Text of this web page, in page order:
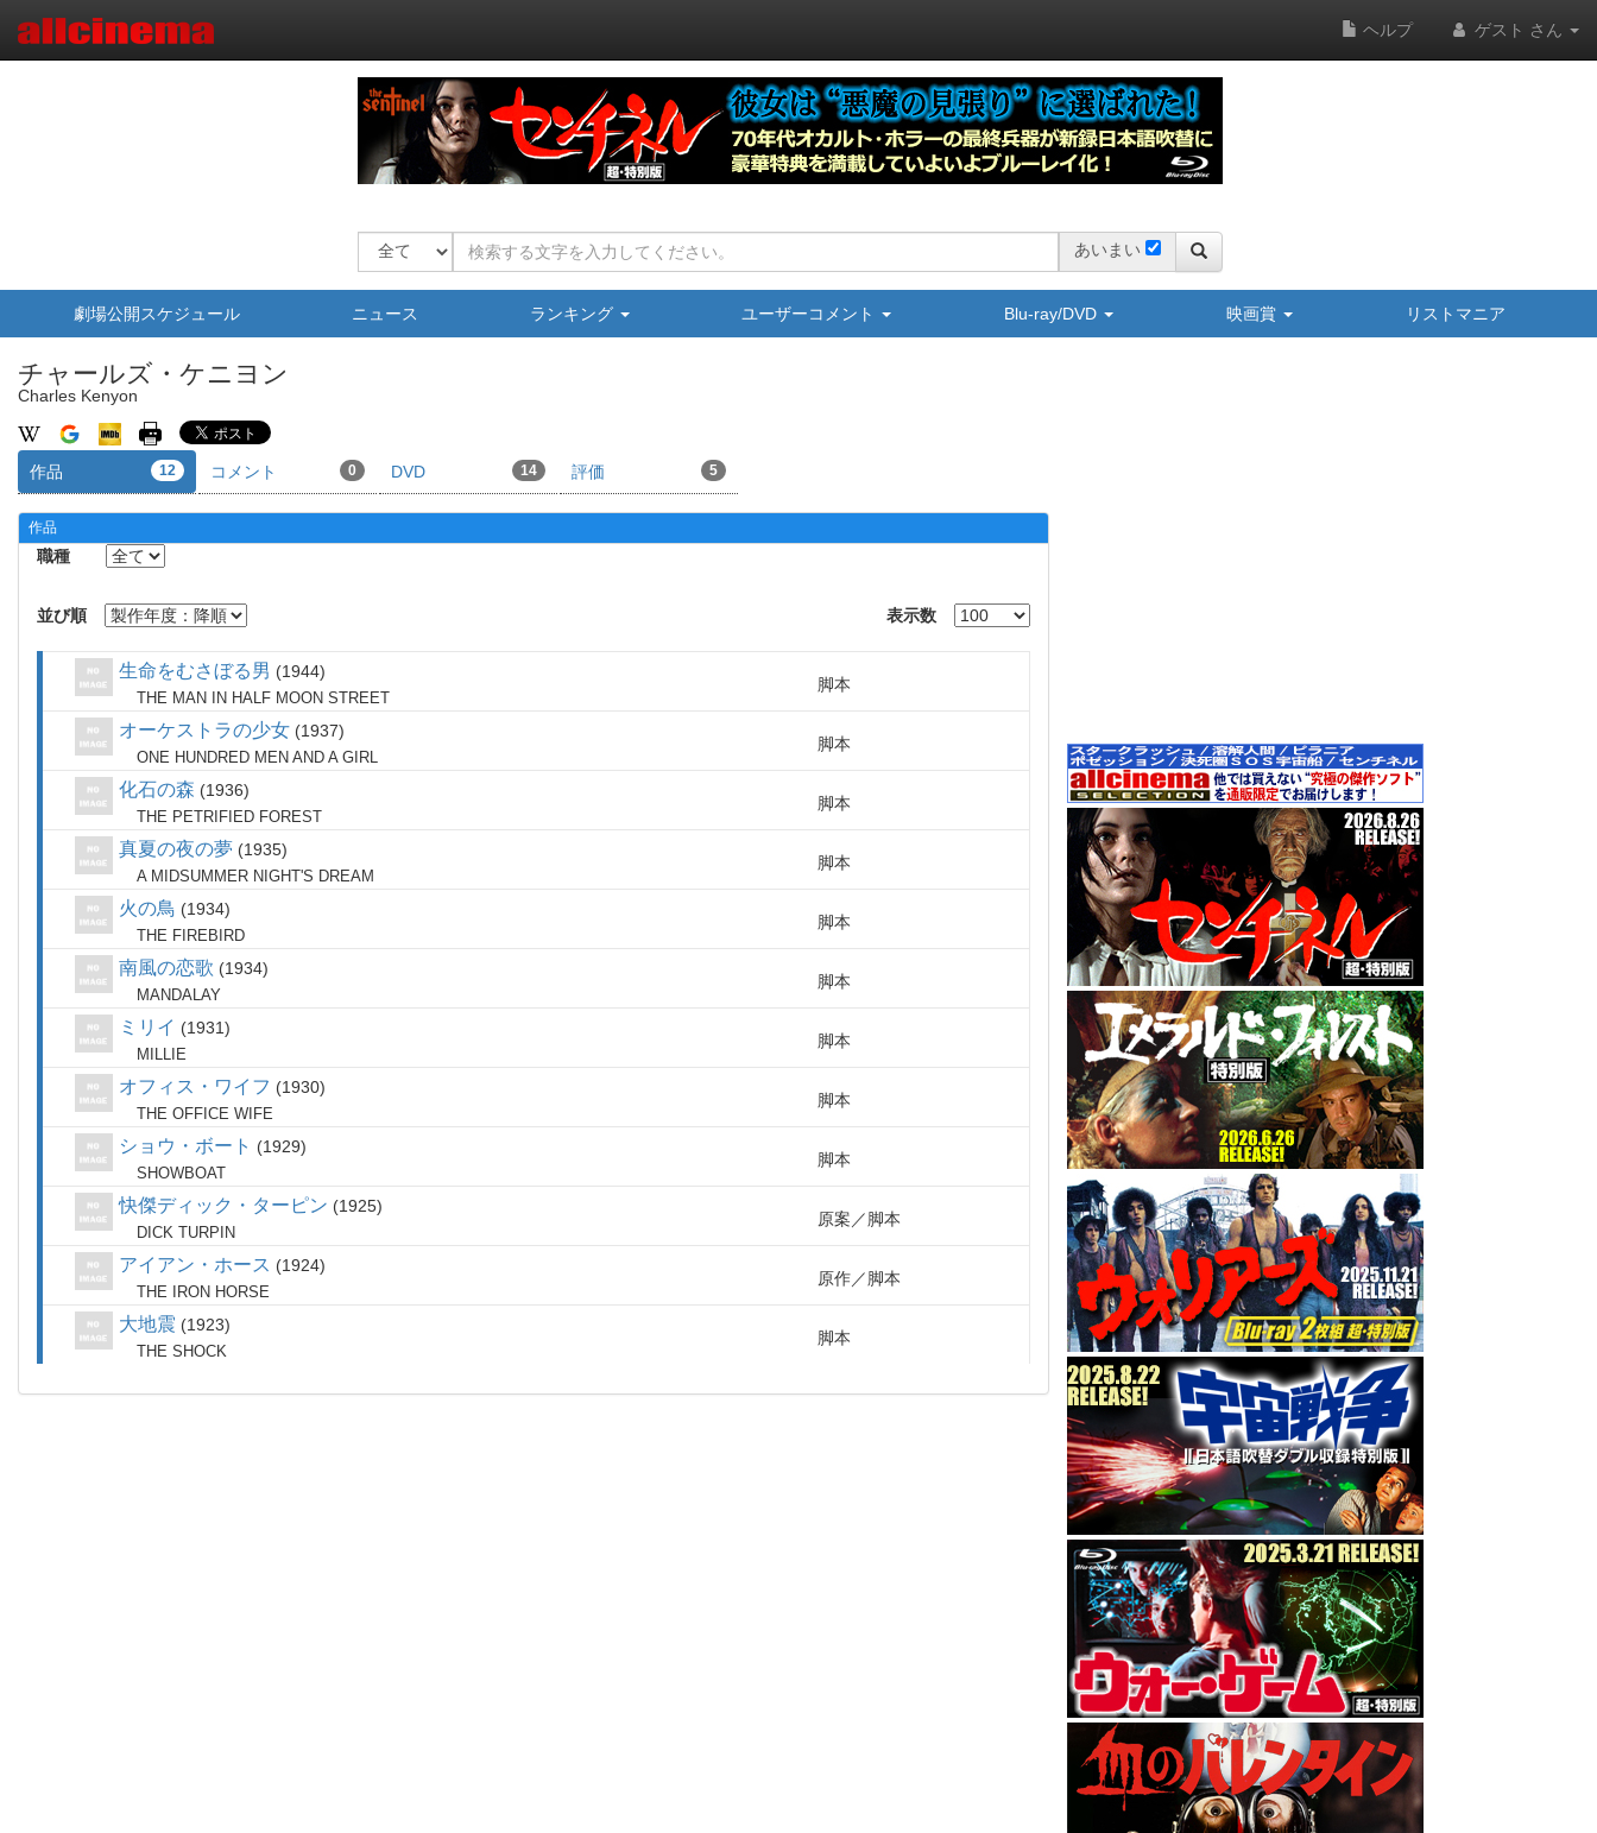
ヘルプ ゲスト さん
あいまい
劇場公開スケジュール ニュース ランキング ユーザーコメント Blu-ray/DVD 映画賞 リストマニア
チャールズ・ケニヨン
Charles Kenyon
作品 12 コメント 0 DVD 14 評価 5
作品
職種
並び順 表示数
生命をむさぼる男 1944
THE MAN IN HALF MOON STREET
脚本
オーケストラの少女 1937
ONE HUNDRED MEN AND A GIRL
脚本
化石の森 1936
THE PETRIFIED FOREST
脚本
真夏の夜の夢 1935
A MIDSUMMER NIGHT'S DREAM
脚本
火の鳥 1934
THE FIREBIRD
脚本
南風の恋歌 1934
MANDALAY
脚本
ミリイ 1931
MILLIE
脚本
オフィス・ワイフ 1930
THE OFFICE WIFE
脚本
ショウ・ボート 1929
SHOWBOAT
脚本
快傑ディック・ターピン 1925
DICK TURPIN
原案 脚本
アイアン・ホース 1924
THE IRON HORSE
原作 脚本
大地震 1923
THE SHOCK
脚本